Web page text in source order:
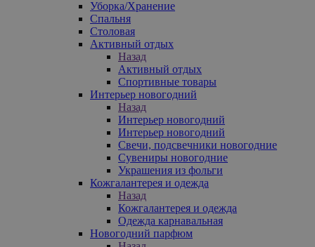
Уборка/Хранение
Спальня
Столовая
Активный отдых
Назад
Активный отдых
Спортивные товары
Интерьер новогодний
Назад
Интерьер новогодний
Интерьер новогодний
Свечи, подсвечники новогодние
Сувениры новогодние
Украшения из фольги
Кожгалантерея и одежда
Назад
Кожгалантерея и одежда
Одежда карнавальная
Новогодний парфюм